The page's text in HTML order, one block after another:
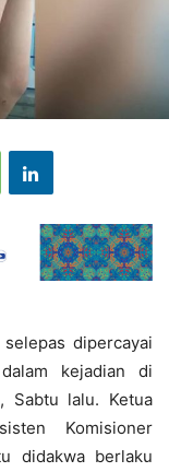
dipercayai
kejadian di
Sabtu lalu. Ketua
Komisioner
didakwa berlaku